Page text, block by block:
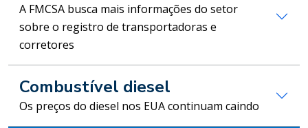
A FMCSA busca mais informações do setor
sobre o registro de transportadoras e
corretores
Combustível diesel
Os preços do diesel nos EUA continuam caindo